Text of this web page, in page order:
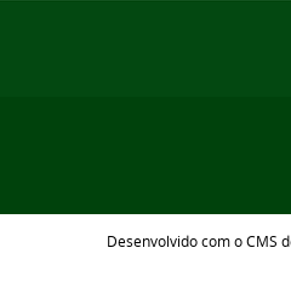
Desenvolvido com o CMS